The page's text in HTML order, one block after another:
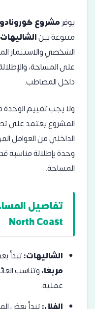
يوفرمشروع
متنوعة بين
الشخصي والاستثمار
على المساحة،
داخل المصاطب.
ولا يجب تقييم
المشروع يعتمد على
الداخلي من العوامل
وحدة بإطلالة
المساحة.
North Coast
الشاليهات:تبدأ
مربعًا،وتناسب
عملية.